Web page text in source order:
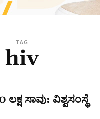
TAG
hiv
ಸಾವು: ವಿಶ್ವಸಂಸ್ಥೆ